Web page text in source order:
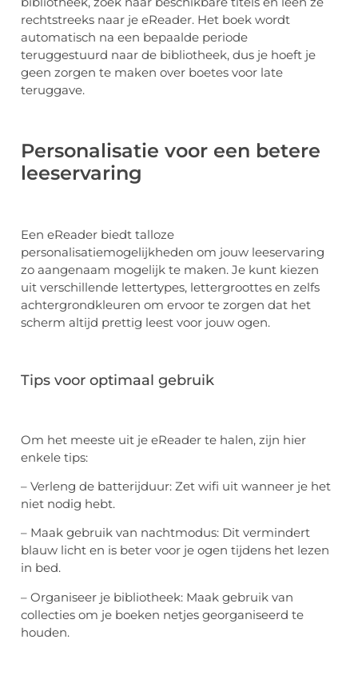
rechtstreeks naar je eReader. Het boek wordt
automatisch na een bepaalde periode
teruggestuurd naar de bibliotheek, dus je hoeft je
geen zorgen te maken over boetes voor late
teruggave.
Personalisatie voor een betere
leeservaring
Een eReader biedt talloze
personalisatiemogelijkheden om jouw leeservaring
zo aangenaam mogelijk te maken. Je kunt kiezen
uit verschillende lettertypes, lettergroottes en zelfs
achtergrondkleuren om ervoor te zorgen dat het
scherm altijd prettig leest voor jouw ogen.
Tips voor optimaal gebruik
Om het meeste uit je eReader te halen, zijn hier
enkele tips:
– Verleng de batterijduur: Zet wifi uit wanneer je het
niet nodig hebt.
– Maak gebruik van nachtmodus: Dit vermindert
blauw licht en is beter voor je ogen tijdens het lezen
in bed.
– Organiseer je bibliotheek: Maak gebruik van
collecties om je boeken netjes georganiseerd te
houden.